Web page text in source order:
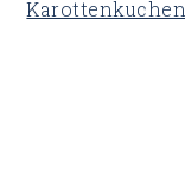
Karottenkuchen